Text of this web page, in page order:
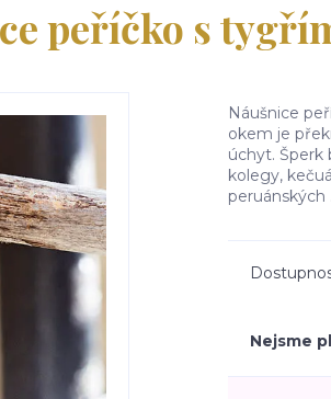
peříčko s
Náušnice
okem je
úchyt. Šperk
kolegy,
peruánských
Nejsme